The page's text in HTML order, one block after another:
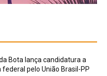
Bota lança candidatura a
pelo União Brasil-PP